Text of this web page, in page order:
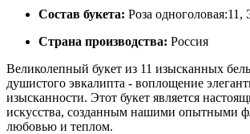
Состав букета: Роза одноголовая:11,
Страна производства: Россия
Великолепный букет из 11 изысканных
душистого эвкалипта - воплощение
изысканности. Этот букет является
искусства, созданным нашими опытными
любовью и теплом.